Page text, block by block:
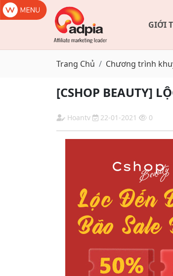
GIỚI
Trang Chủ Chương trình
[CSHOP BEAUTY]
Hoantv 22-01-2021 0